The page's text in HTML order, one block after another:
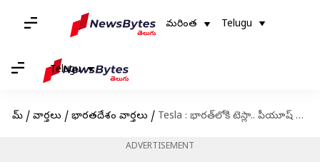
మరింత Telugu
Telugu
హోమ్ / వార్తలు / భారతదేశం వార్తలు / Tesla : భారత్‎లోకి టెస్లా.. పీయూష్‌ గోయల్‌తో మస్క్‌ భేటీ ఎప్పుడో తెలుసా
ADVERTISEMENT